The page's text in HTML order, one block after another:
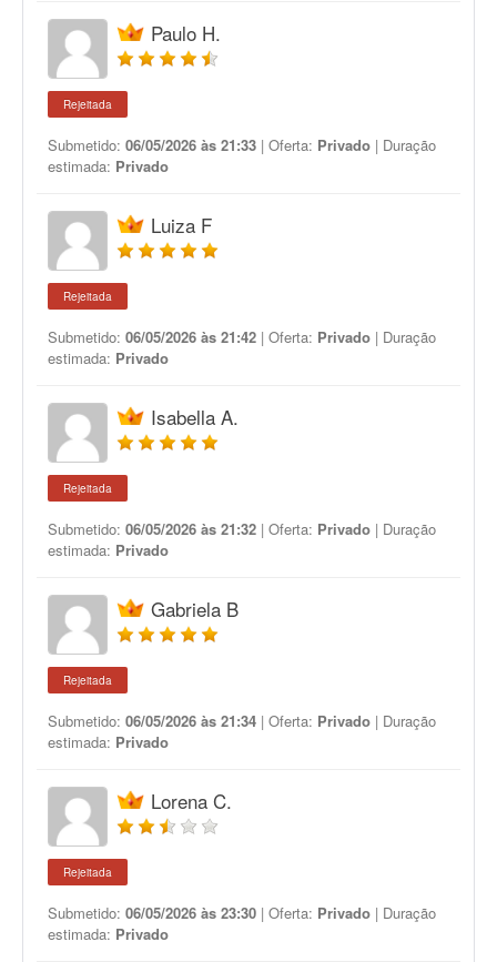
Paulo H.
Rejeitada
Submetido: 06/05/2026 às 21:33 | Oferta: Privado | Duração
estimada: Privado
Luiza F
Rejeitada
Submetido: 06/05/2026 às 21:42 | Oferta: Privado | Duração
estimada: Privado
Isabella A.
Rejeitada
Submetido: 06/05/2026 às 21:32 | Oferta: Privado | Duração
estimada: Privado
Gabriela B
Rejeitada
Submetido: 06/05/2026 às 21:34 | Oferta: Privado | Duração
estimada: Privado
Lorena C.
Rejeitada
Submetido: 06/05/2026 às 23:30 | Oferta: Privado | Duração
estimada: Privado